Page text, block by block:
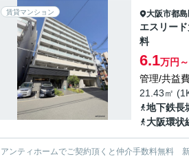
賃貸マンション 大阪市都
エスリー
料
6.1万円～
管理/共益
21.43㎡
地下鉄長
大阪環状
アンティホームでご契約頂くと仲介手数料無料